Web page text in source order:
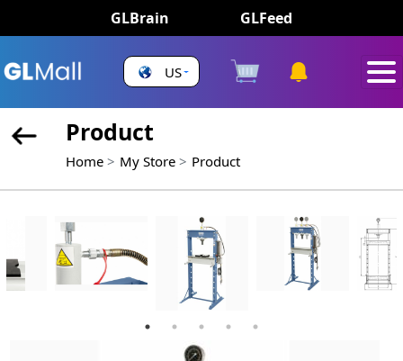
GLBrain GLFeed
US
Product
Home My Store Product